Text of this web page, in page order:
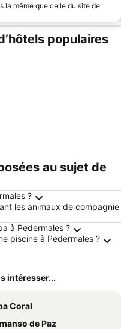
la même que celle du site de
populaires
au sujet de
?
les animaux de compagnie
à Pedermales ?
piscine à Pedermales ?
intéresser...
Coral
de Paz